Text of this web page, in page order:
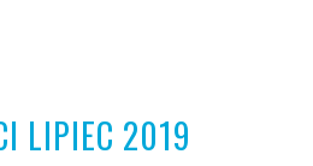
LIPIEC 2019